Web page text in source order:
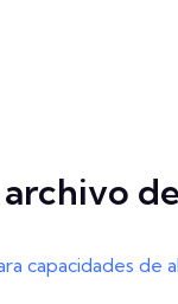
capacidades